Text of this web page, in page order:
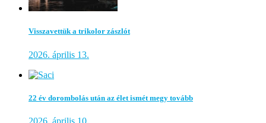
Visszavettük a trikolor zászlót
2026. április 13.
22 év dorombolás után az élet ismét megy tovább
2026. április 10.